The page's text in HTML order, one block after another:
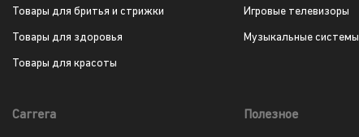
Товары для бритья и стрижки
Товары для здоровья
Товары для красоты
Игровые телевизоры
Музыкальные системы
Carrera Полезное